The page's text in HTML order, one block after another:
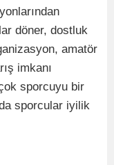
döner, dostluk
amatör
imkanı
sporcuyu bir
sporcular iyilik